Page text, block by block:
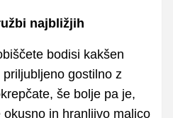
najbližjih
bodisi kakšen
gostilno z
še bolje pa je,
in hranljivo malico